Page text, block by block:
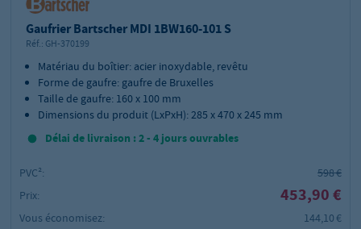
Gaufrier Bartscher MDI 1BW160-101 S
Réf.: GH-370199
Matériau du boîtier: acier inoxydable, revêtu
Forme de gaufre: gaufre de Bruxelles
Taille de gaufre: 160 x 100 mm
Dimensions du produit (LxPxH): 285 x 470 x 245 mm
Délai de livraison : 2 - 4 jours ouvrables
PVC²:
598 €
Prix:
453,90 €
Vous économisez: 144,10 €